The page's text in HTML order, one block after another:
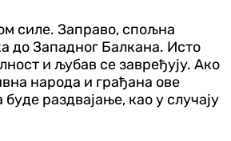
силе. Заправо, спољна
до Западног Балкана. Исто
и љубав се завређују. Ако
народа и грађана ове
раздвајање, као у случају